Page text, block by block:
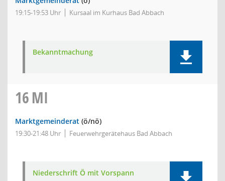
19:15-19:53 Uhr Kursaal im Kurhaus Bad Abbach
Bekanntmachung
16MI
Marktgemeinderat (ö/nö)
19:30-21:48 Uhr Feuerwehrgerätehaus Bad Abbach
Niederschrift Ö mit Vorspann